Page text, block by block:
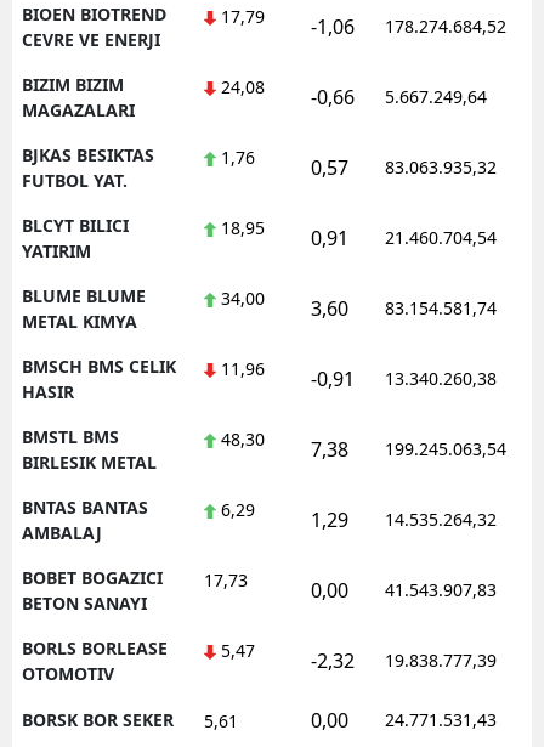
BIOEN BIOTREND
CEVRE VE ENERJI
17,79 -1,06 178.274.684,52
BIZIM BIZIM
MAGAZALARI
24,08 -0,66 5.667.249,64
BJKAS BESIKTAS
FUTBOL YAT.
1,76 0,57 83.063.935,32
BLCYT BILICI
YATIRIM
18,95 0,91 21.460.704,54
BLUME BLUME
METAL KIMYA
34,00 3,60 83.154.581,74
BMSCH BMS CELIK
HASIR
11,96 -0,91 13.340.260,38
BMSTL BMS
BIRLESIK METAL
48,30 7,38 199.245.063,54
BNTAS BANTAS
AMBALAJ
6,29 1,29 14.535.264,32
BOBET BOGAZICI
BETON SANAYI
17,73 0,00 41.543.907,83
BORLS BORLEASE
OTOMOTIV
5,47 -2,32 19.838.777,39
BORSK BOR SEKER 5,61 0,00 24.771.531,43